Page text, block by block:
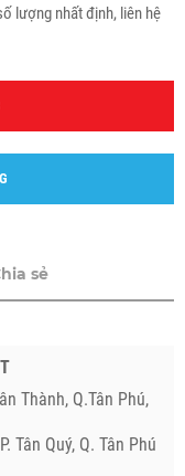
lượng nhất định, liên hệ
sẻ
Thành, Q.Tân Phú,
Tân Quý, Q. Tân Phú